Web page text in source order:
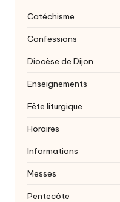
Catéchisme
Confessions
Diocèse de Dijon
Enseignements
Fête liturgique
Horaires
Informations
Messes
Pentecôte